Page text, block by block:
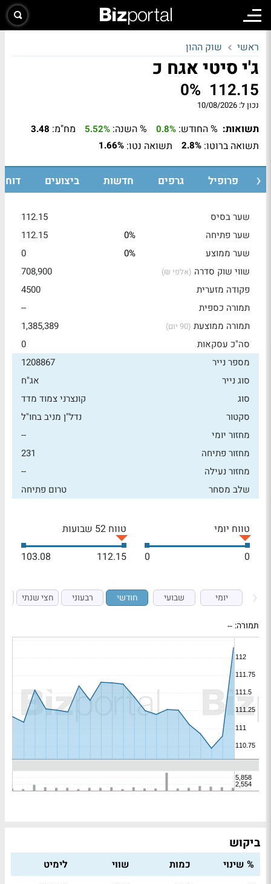
ראשי שוק ההון
ג'י סיטי אגח כ
112.15
0%
נכון ל: 10/08/2026
תשואות: % החודש: 0.8% % השנה: 5.52% מח"מ: 3.48
תשואה ברוטו: 2.8% תשואה נטו: 1.66%
פרופיל גרפים חדשות ביצועים
שער בסיס
112.15
שער פתיחה
0%
112.15
שער ממוצע
0%
0
שווי שוק סדרה (אלפי ₪)
708,900
פקודה מזערית
4500
תמורה כספית
--
תמורה ממוצעת (90 יום)
1,385,389
סה"כ עסקאות
0
מספר נייר
1208867
סוג נייר
אג"ח
סוג
קונצרני צמוד מדד
סקטור
נדל"ן מניב בחו"ל
מחזור יומי
--
מחזור פתיחה
231
מחזור נעילה
--
שלב מסחר
טרום פתיחה
טווח יומי
0
0
טווח 52 שבועות
112.15
103.08
יומי שבועי חודשי רבעוני חצי שנתי
תמורה: --
ביקוש
% שינוי כמות שווי
לימיט